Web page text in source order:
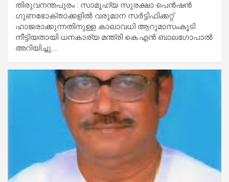
തിരുവനന്തപുരം : സാമൂഹ്യ സുരക്ഷാ പെന്‍ഷന്‍
ഗുണഭോക്താക്കളില്‍ വരുമാന സര്‍ട്ടിഫിക്കറ്റ്
ഹാജരാക്കുന്നതിനുള്ള കാലാവധി ആറുമാസംകൂടി
നീട്ടിയതായി ധനകാര്യ മന്ത്രി കെ.എന്‍ ബാലഗോപാല്‍
അറിയിച്ചു.…